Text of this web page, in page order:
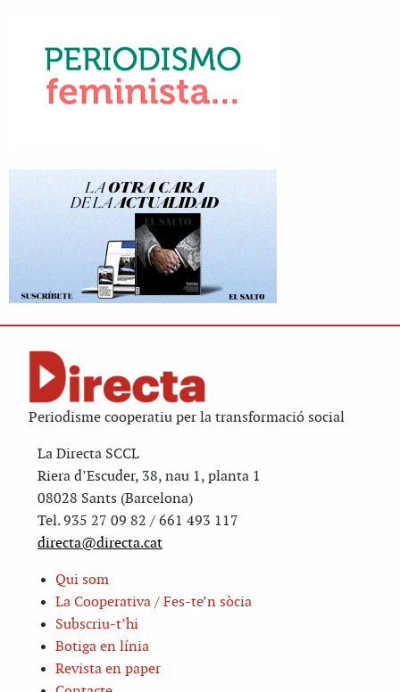
Periodisme cooperatiu per la transformació social
La Directa SCCL
Riera d’Escuder, 38, nau 1, planta 1
08028 Sants (Barcelona)
Tel. 935 27 09 82 / 661 493 117
directa@directa.cat
Qui som
La Cooperativa / Fes-te’n sòcia
Subscriu-t’hi
Botiga en línia
Revista en paper